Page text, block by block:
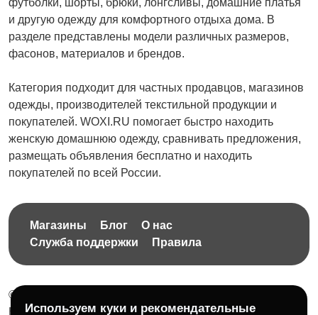
футболки, шорты, брюки, лонгсливы, домашние платья
и другую одежду для комфортного отдыха дома. В
разделе представлены модели различных размеров,
фасонов, материалов и брендов.
Категория подходит для частных продавцов, магазинов
одежды, производителей текстильной продукции и
покупателей. WOXI.RU помогает быстро находить
женскую домашнюю одежду, сравнивать предложения,
размещать объявления бесплатно и находить
покупателей по всей России.
Магазины Блог
О нас
Служба поддержки
Правила
© 2026 Бесплатная доска объявлений без ограничений
НПД Краснорудская Анастасия Игоревна, ИНН:
Используем куки и рекомендательные